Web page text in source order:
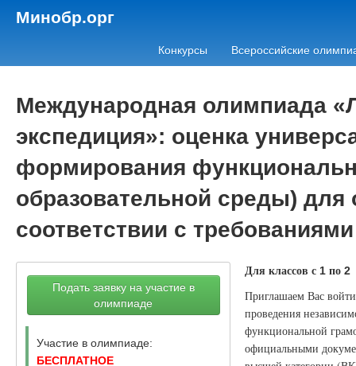
Минобр.орг
Конкурсы Всероссийские
Международная олимпиада
экспедиция»: оценка
формирования
образовательной среды)
соответствии с
Подать заявку на участие в
олимпиаде
Участие в олимпиаде:
БЕСПЛАТНОЕ
Для классов с 1по 2
Приглашаем Вас
проведения
функциональной
официальными